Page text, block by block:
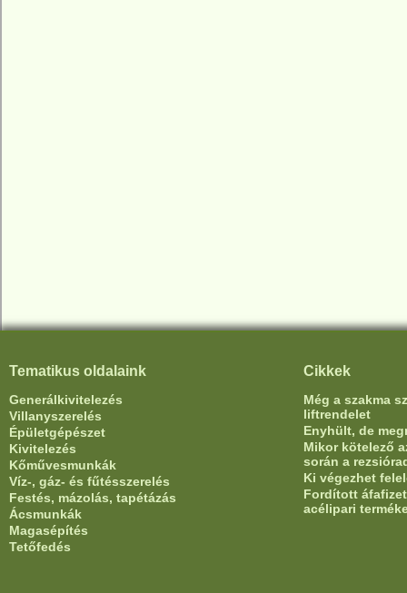
Tematikus oldalaink
Generálkivitelezés
Villanyszerelés
Épületgépészet
Kivitelezés
Kőművesmunkák
Víz-, gáz- és fűtésszerelés
Festés, mázolás, tapétázás
Ácsmunkák
Magasépítés
Tetőfedés
Cikkek
Még a szakma
liftrendelet
Enyhült, de
Mikor kötelező
során a
Ki végezhet
Fordított
acélipari